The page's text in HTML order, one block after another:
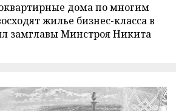
дома по многим
жилье бизнес-класса в
замглавы Минстроя Никита